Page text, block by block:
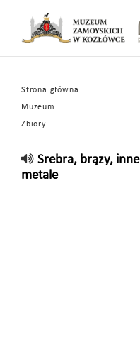
Strona główna
Muzeum
Zbiory
Srebra, brązy, inne
metale